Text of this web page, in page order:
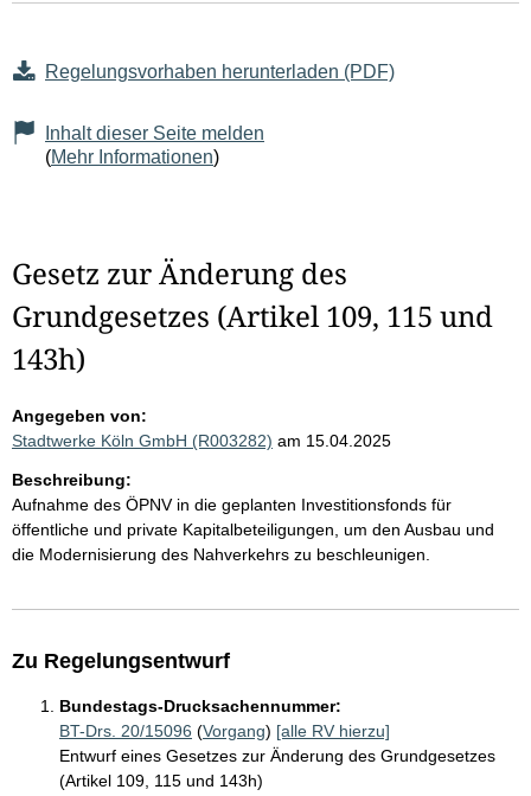
Regelungsvorhaben herunterladen (PDF)
Inhalt dieser Seite melden
(Mehr Informationen)
Gesetz zur Änderung des
Grundgesetzes (Artikel 109, 115 und
143h)
Angegeben von:
Stadtwerke Köln GmbH (R003282) am 15.04.2025
Beschreibung:
Aufnahme des ÖPNV in die geplanten Investitionsfonds für
öffentliche und private Kapitalbeteiligungen, um den Ausbau und
die Modernisierung des Nahverkehrs zu beschleunigen.
Zu Regelungsentwurf
Bundestags-Drucksachennummer:
BT-Drs. 20/15096 (Vorgang) [alle RV hierzu]
Entwurf eines Gesetzes zur Änderung des Grundgesetzes
(Artikel 109, 115 und 143h)